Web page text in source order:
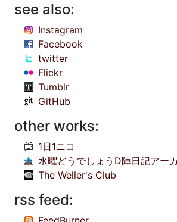
see also:
Instagram
Facebook
twitter
Flickr
Tumblr
GitHub
other works:
1日1ニコ
水曜どうでしょうD陣日記アー
The Weller's Club
rss feed: